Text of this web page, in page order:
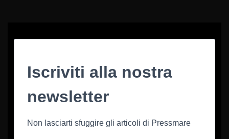
Iscriviti alla nostra
newsletter
Non lasciarti sfuggire gli articoli di Pressmare